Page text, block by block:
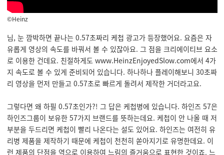
©Heinz
님, 눈 깜박하면 끝나는 0.57초짜리 케첩 광고가 등장했어요. 요즘은 자
유롭게 영상의 속도를 바꿔서 볼 수 있잖아요. 그 점을 크리에이티브 요소
로 이용한 건데요. 친절하게도 www.HeinzEnjoyedSlow.com에서 4가
지 속도로 볼 수 있게 준비되어 있습니다. 하나하나 플레이해보니 30초짜
리 영상을 먼저 만들고 0.57초로 빠르게 돌려서 제작한 거더라고요.
그렇다면 왜 하필 0.57초인가?! 그 답은 케첩병에 있습니다. 하인즈 57은
하인즈그룹이 보유한 57가지 브랜드를 뜻하는데요. 케첩이 안 나올 때 저
부분을 두드리면 케첩이 빨리 나온다는 설도 있어요. 하인즈는 여전히 유
리병 제품을 제작하기 때문에 케첩이 천천히 쏟아지기로 유명한데요. 이
런 제품의 단점을 역으로 이용하여 느림의 즐거움으로 표현한 것이죠. 느